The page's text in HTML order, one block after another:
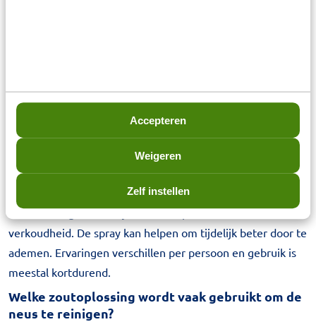
Accepteren
Weigeren
Zelf instellen
Welke producten zijn veelgekozen
binnen neusverzorging?
Welke neusspray wordt vaak gebruikt bij een
verstopte neus door verkoudheid?
LIVSANE Xylometazoline Neusspray:
Wordt vaak gebruikt bij een verstopte neus door
verkoudheid. De spray kan helpen om tijdelijk beter door te
ademen. Ervaringen verschillen per persoon en gebruik is
meestal kortdurend.
Welke zoutoplossing wordt vaak gebruikt om de
neus te reinigen?